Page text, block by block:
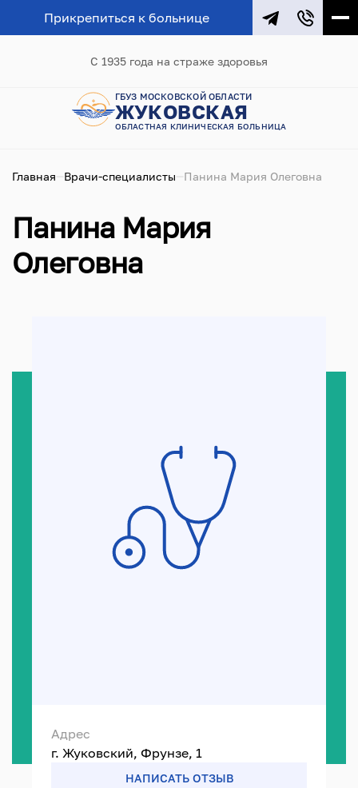
Прикрепиться к больнице
С 1935 года на страже здоровья
ГБУЗ МОСКОВСКОЙ ОБЛАСТИ
ЖУКОВСКАЯ
ОБЛАСТНАЯ КЛИНИЧЕСКАЯ БОЛЬНИЦА
Главная Врачи-специалисты Панина Мария Олеговна
Панина Мария
Олеговна
Адрес
г. Жуковский, Фрунзе, 1
НАПИСАТЬ ОТЗЫВ